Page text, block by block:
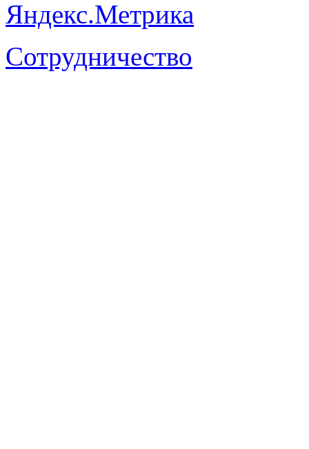
Сотрудничество